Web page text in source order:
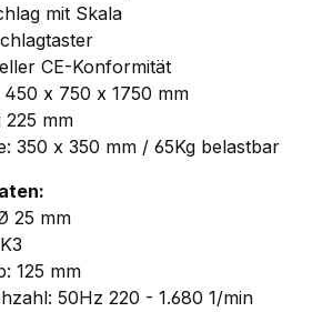
mit Skala
CE-Konformität
450 x 750 x 1750 mm
225 mm
350 x 350 mm / 65Kg belastbar
25 mm
125 mm
50Hz 220 - 1.680 1/min